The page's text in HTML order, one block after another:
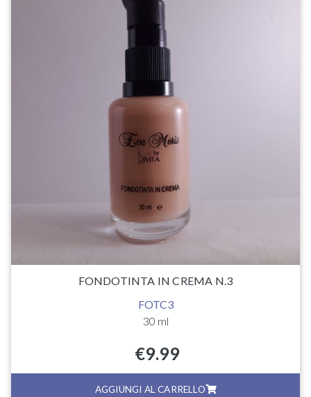
FONDOTINTA IN CREMA N.3
FOTC3
30 ml
€9.99
AGGIUNGI AL CARRELLO